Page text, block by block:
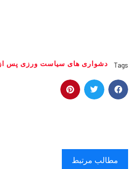
Tags دشواری ھای سیاست ورزی پس از
مطالب مرتبط